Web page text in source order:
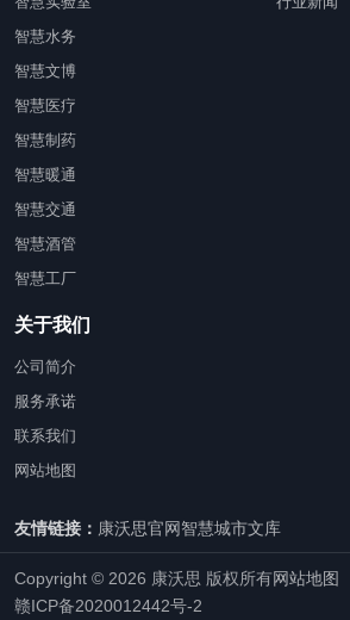
智慧水务
智慧文博
智慧医疗
智慧制药
智慧暖通
智慧交通
智慧酒管
智慧工厂
关于我们
公司简介
服务承诺
联系我们
网站地图
友情链接： 康沃思官网智慧城市文库
Copyright © 2026 康沃思 版权所有网站地图
赣ICP备2020012442号-2